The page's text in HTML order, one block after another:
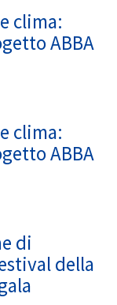
clima:
ABBA
clima:
ABBA
di
della